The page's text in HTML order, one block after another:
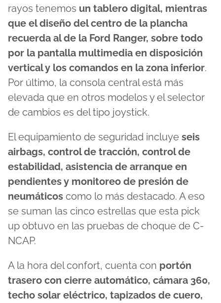
rayos tenemos un tablero digital, mientras
que el diseño del centro de la plancha
recuerda al de la Ford Ranger, sobre todo
por la pantalla multimedia en disposición
vertical y los comandos en la zona inferior.
Por último, la consola central está más
elevada que en otros modelos y el selector
de cambios es del tipo joystick.
El equipamiento de seguridad incluye seis
airbags, control de tracción, control de
estabilidad, asistencia de arranque en
pendientes y monitoreo de presión de
neumáticos como lo más destacado. A eso
se suman las cinco estrellas que esta pick
up obtuvo en las pruebas de choque de C-
NCAP.
A la hora del confort, cuenta con portón
trasero con cierre automático, cámara 360,
techo solar eléctrico, tapizados de cuero,